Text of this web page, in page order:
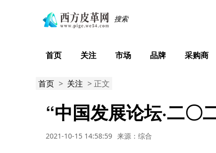
首页 关注 市场 品牌 采购商
首页 > 关注 > 正文
“中国发展论坛·二〇
2021-10-15 14:58:59 来源：综合